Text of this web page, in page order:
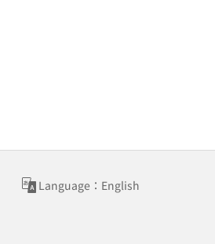
Language：English